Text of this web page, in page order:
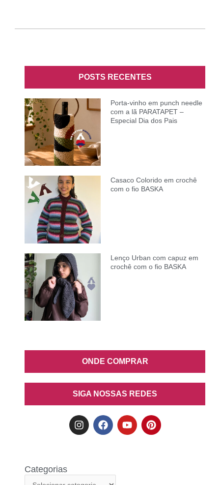
POSTS RECENTES
Porta-vinho em punch needle
com a lã PARATAPET –
Especial Dia dos Pais
Casaco Colorido em crochê
com o fio BASKA
Lenço Urban com capuz em
crochê com o fio BASKA
ONDE COMPRAR
SIGA NOSSAS REDES
Categorias